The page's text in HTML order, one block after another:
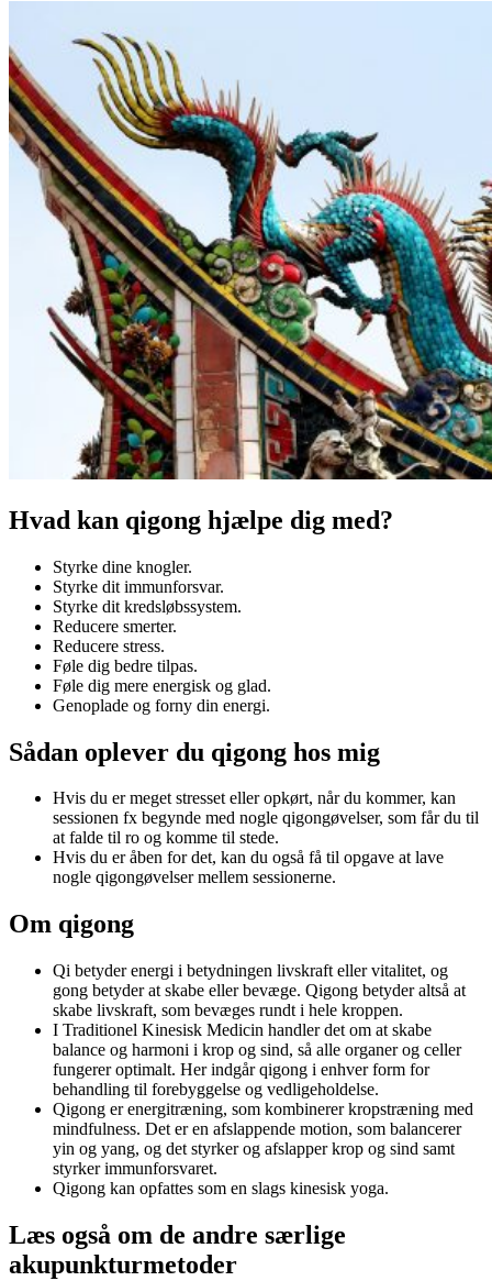
Hvad kan qigong hjælpe dig med?
Styrke dine knogler.
Styrke dit immunforsvar.
Styrke dit kredsløbssystem.
Reducere smerter.
Reducere stress.
Føle dig bedre tilpas.
Føle dig mere energisk og glad.
Genoplade og forny din energi.
Sådan oplever du qigong hos mig
Hvis du er meget stresset eller opkørt, når du kommer, kan
sessionen fx begynde med nogle qigongøvelser, som får du til
at falde til ro og komme til stede.
Hvis du er åben for det, kan du også få til opgave at lave
nogle qigongøvelser mellem sessionerne.
Om qigong
Qi betyder energi i betydningen livskraft eller vitalitet, og
gong betyder at skabe eller bevæge. Qigong betyder altså at
skabe livskraft, som bevæges rundt i hele kroppen.
I Traditionel Kinesisk Medicin handler det om at skabe
balance og harmoni i krop og sind, så alle organer og celler
fungerer optimalt. Her indgår qigong i enhver form for
behandling til forebyggelse og vedligeholdelse.
Qigong er energitræning, som kombinerer kropstræning med
mindfulness. Det er en afslappende motion, som balancerer
yin og yang, og det styrker og afslapper krop og sind samt
styrker immunforsvaret.
Qigong kan opfattes som en slags kinesisk yoga.
Læs også om de andre særlige
akupunkturmetoder